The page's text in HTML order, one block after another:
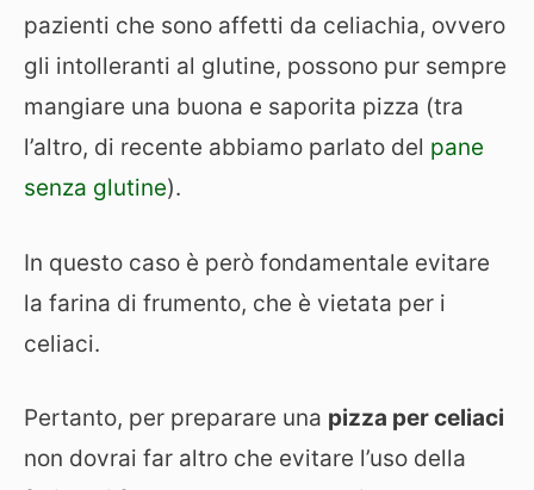
pazienti che sono affetti da celiachia, ovvero
gli intolleranti al glutine, possono pur sempre
mangiare una buona e saporita pizza (tra
l’altro, di recente abbiamo parlato del pane
senza glutine).
In questo caso è però fondamentale evitare
la farina di frumento, che è vietata per i
celiaci.
Pertanto, per preparare una pizza per celiaci
non dovrai far altro che evitare l’uso della